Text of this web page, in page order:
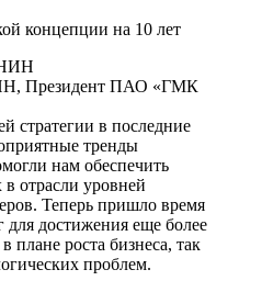
концепции на 10 лет
Президент ПАО «ГМК
стратегии в последние
тренды
нам обеспечить
отрасли уровней
Теперь пришло время
достижения еще более
плане роста бизнеса, так
проблем.